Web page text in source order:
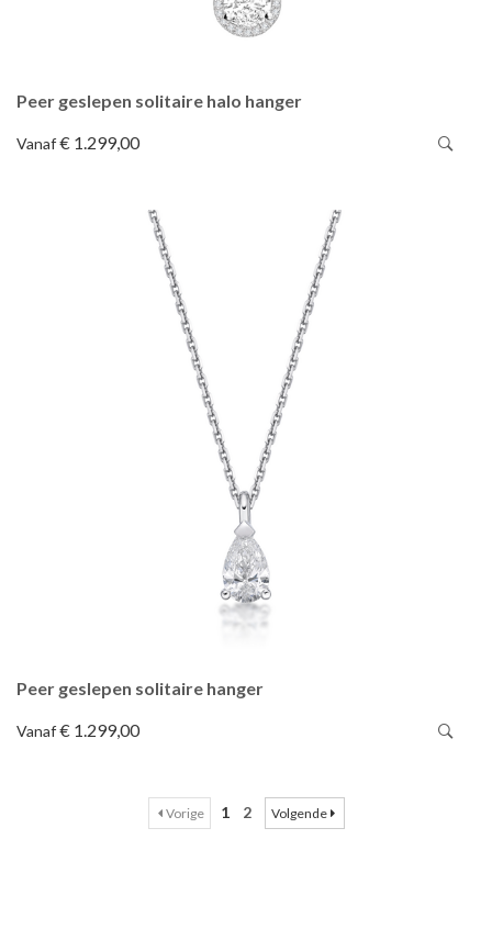
Peer geslepen solitaire halo hanger
Vanaf€ 1.299,00
Peer geslepen solitaire hanger
Vanaf€ 1.299,00
Vorige 1 2 Volgende